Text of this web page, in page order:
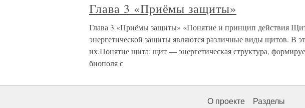
Глава 3 «Приёмы защиты»
Глава 3 «Приёмы защиты» «Понятие и принцип действия
энергетической защиты являются различные виды щитов. В
их.Понятие щита: щит — энергетическая структура,
биополя с
О проекте Разделы